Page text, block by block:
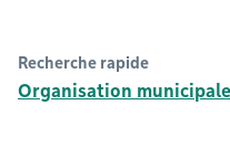
Recherche rapide
Organisation municipale